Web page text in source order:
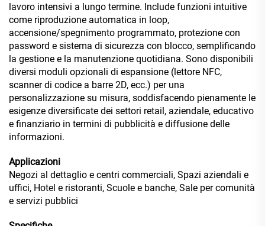
lavoro intensivi a lungo termine. Include funzioni intuitive
come riproduzione automatica in loop,
accensione/spegnimento programmato, protezione con
password e sistema di sicurezza con blocco, semplificando
la gestione e la manutenzione quotidiana. Sono disponibili
diversi moduli opzionali di espansione (lettore NFC,
scanner di codice a barre 2D, ecc.) per una
personalizzazione su misura, soddisfacendo pienamente le
esigenze diversificate dei settori retail, aziendale, educativo
e finanziario in termini di pubblicità e diffusione delle
informazioni.
Applicazioni
Negozi al dettaglio e centri commerciali, Spazi aziendali e
uffici, Hotel e ristoranti, Scuole e banche, Sale per comunità
e servizi pubblici